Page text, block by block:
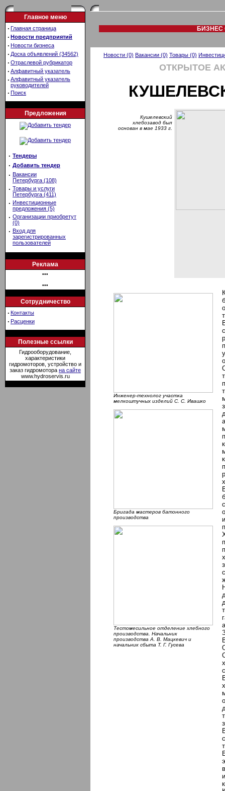
Главное меню
· Главная страница
· Новости предприятий
· Новости бизнеса
· Доска объявлений (34562)
· Отраслевой рубрикатор
· Алфавитный указатель
· Алфавитный указатель
руководителей
· Поиск
Предложения
· Тендеры
· Добавить тендер
· Вакансии
Петербурга (108)
· Товары и услуги
Петербурга (411)
· Инвестиционные
предложения (5)
· Организации приобретут
(0)
· Вход для
зарегистрированных
пользователей
Реклама
•••
•••
Сотрудничество
· Контакты
· Расценки
Полезные ссылки
Гидрооборудование,
характеристики
гидромоторов, устройство и
заказ гидромотора на сайте
www.hydroservis.ru
БИЗНЕС
Новости (0) Вакансии (0) Товары (0)
ОТКРЫТОЕ
Кушелевский
хлебозавод был
основан в мае 1933 г.
Инженер-технолог участка
мелкоштучных изделий С. С. Ивашко
Бригада мастеров батонного
производства
Тестомесильное отделение хлебного
производства. Начальник
производства А. В. Мацкевич и
начальник сбыта Т. Г. Гусева